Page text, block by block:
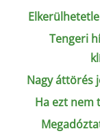
Tengeri
Nagy áttörés
Ha ezt nem